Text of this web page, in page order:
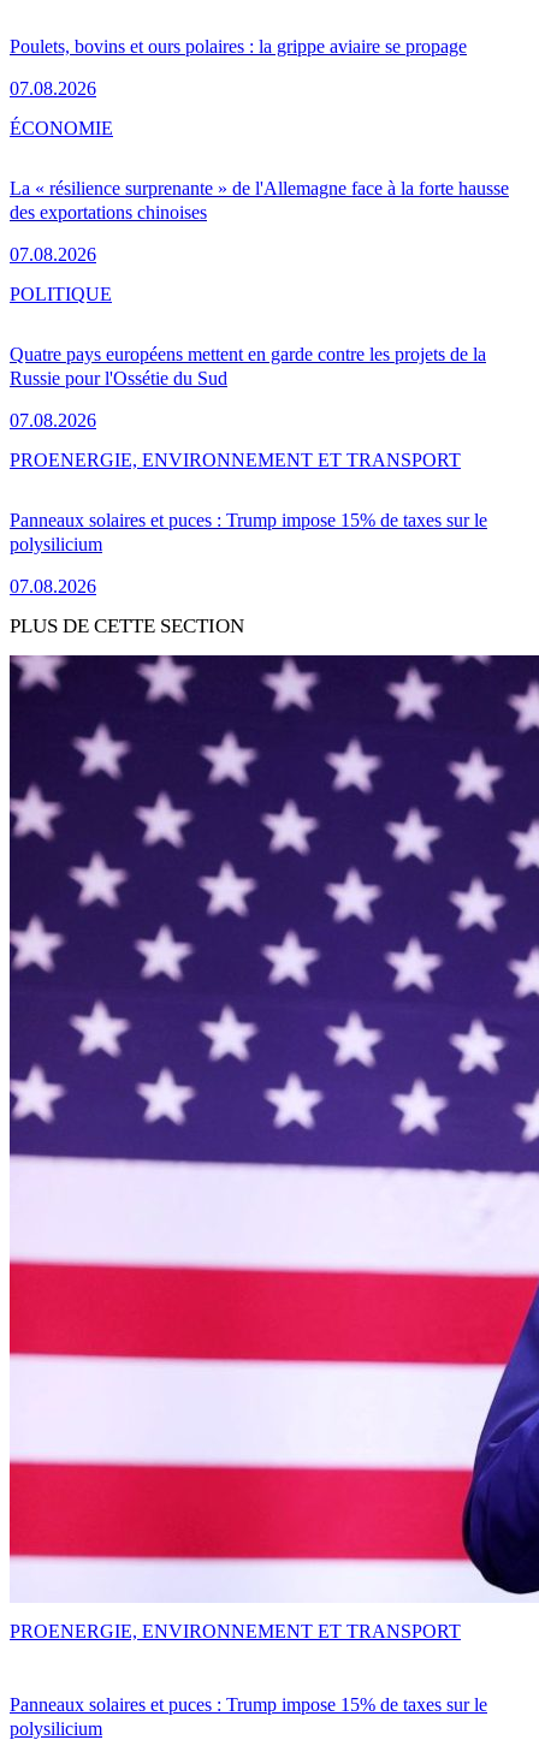
Poulets, bovins et ours polaires : la grippe aviaire se propage
07.08.2026
La « résilience surprenante » de l'Allemagne face à la forte hausse
des exportations chinoises
07.08.2026
ÉCONOMIE
Quatre pays européens mettent en garde contre les projets de la
Russie pour l'Ossétie du Sud
07.08.2026
POLITIQUE
Panneaux solaires et puces : Trump impose 15% de taxes sur le
polysilicium
07.08.2026
PROENERGIE, ENVIRONNEMENT ET TRANSPORT
PLUS DE CETTE SECTION
Panneaux solaires et puces : Trump impose 15% de taxes sur le
polysilicium
PROENERGIE, ENVIRONNEMENT ET TRANSPORT